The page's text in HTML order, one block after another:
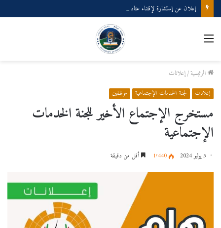
إعلان عن إستشارة لإقتناء عتاد ولوازم الإعلام الألي
القائمة
الرئيسية/إعلانات
إعلانات لجنة الخدمات الإجتماعية موظفين
مستخرج الإجتماع الأخير للجنة الخدمات
الإجتماعية
5 يوليو 2024 1٬440 أقل من دقيقة